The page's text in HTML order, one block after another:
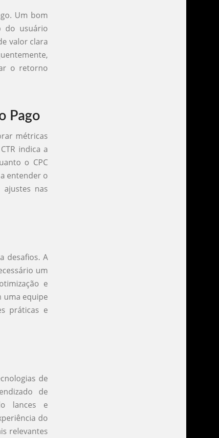
Um bom
do usuário
valor clara
o retorno
Pago
métricas
indica a
o CPC
entender o
nas
desafios. A
um
e
uma equipe
práticas e
de
de
lances e
do
relevantes